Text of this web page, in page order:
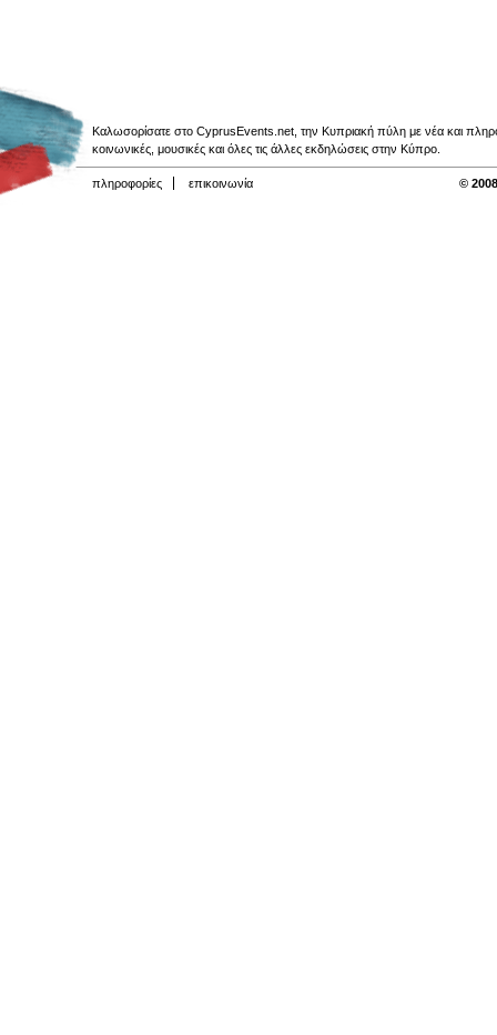
Καλωσορίσατε στο CyprusEvents.net, την Κυπριακή πύλη με νέα και
κοινωνικές, μουσικές και όλες τις άλλες εκδηλώσεις στην Κύπρο.
πληροφορίες επικοινωνία ©